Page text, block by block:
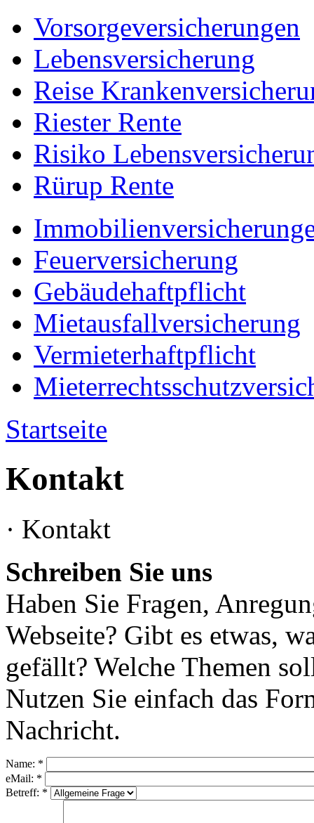
Vorsorgeversicherungen
Lebensversicherung
Reise
Riester Rente
Risiko
Rürup Rente
Feuerversicherung
Gebäudehaftpflicht
Mietausfallversicherung
Vermieterhaftpflicht
Startseite
Kontakt
· Kontakt
Schreiben Sie uns
Haben Sie Fragen,
Webseite? Gibt es etwas,
gefällt? Welche Themen
Nutzen Sie einfach das
Nachricht.
Name: *
eMail: *
Betreff: *